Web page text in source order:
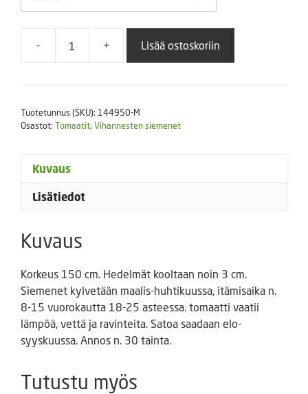
-
Päärynätomaatti
Pearshaped
+ Lisää ostoskoriin
Tuotetunnus (SKU): 144950-M
Osastot: Tomaatit, Vihannesten siemenet
Kuvaus
Lisätiedot
Kuvaus
Korkeus 150 cm. Hedelmät kooltaan noin 3 cm.
Siemenet kylvetään maalis-huhtikuussa, itämisaika n.
8-15 vuorokautta 18-25 asteessa. tomaatti vaatii
lämpöä, vettä ja ravinteita. Satoa saadaan elo-
syyskuussa. Annos n. 30 tainta.
Tutustu myös